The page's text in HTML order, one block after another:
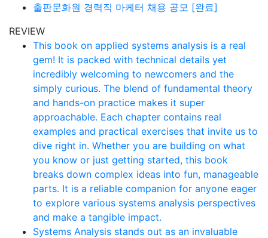
출판문화원 경력직 마케터 채용 공모 [완료]
REVIEW
This book on applied systems analysis is a real
gem! It is packed with technical details yet
incredibly welcoming to newcomers and the
simply curious. The blend of fundamental theory
and hands-on practice makes it super
approachable. Each chapter contains real
examples and practical exercises that invite us to
dive right in. Whether you are building on what
you know or just getting started, this book
breaks down complex ideas into fun, manageable
parts. It is a reliable companion for anyone eager
to explore various systems analysis perspectives
and make a tangible impact.
Systems Analysis stands out as an invaluable